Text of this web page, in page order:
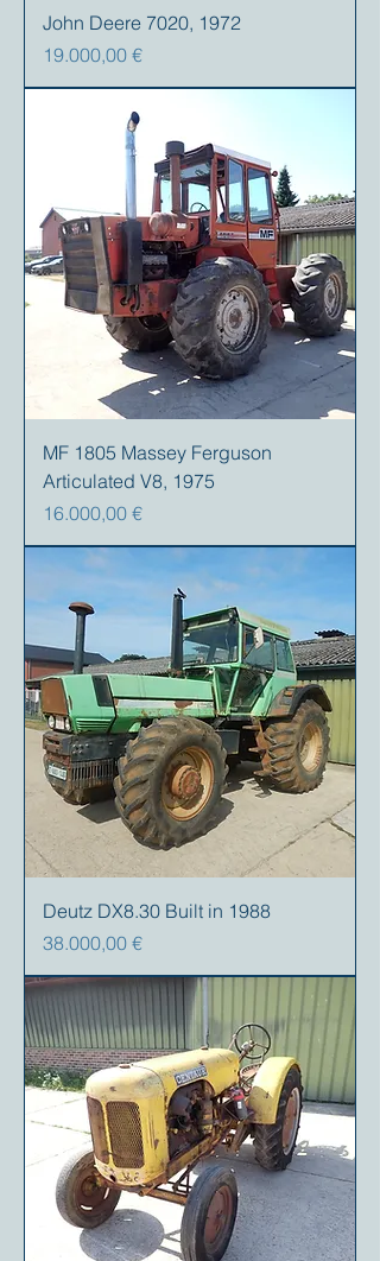
John Deere 7020, 1972
Preis
19.000,00 €
MF 1805 Massey Ferguson
Articulated V8, 1975
Preis
16.000,00 €
Deutz DX8.30 Built in 1988
Preis
38.000,00 €